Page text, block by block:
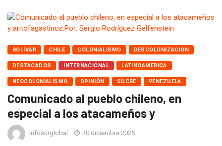
BOLÍVAR CHILE COLONIALISMO DESCOLONIZACIÓN
DESTACADOS INTERNACIONAL LATINOAMERICA
NEOCOLONIALISMO OPINIÓN SUCRE VENEZUELA
Comunicado al pueblo chileno, en
especial a los atacameños y
Infosurglobal 20 diciembre 2025